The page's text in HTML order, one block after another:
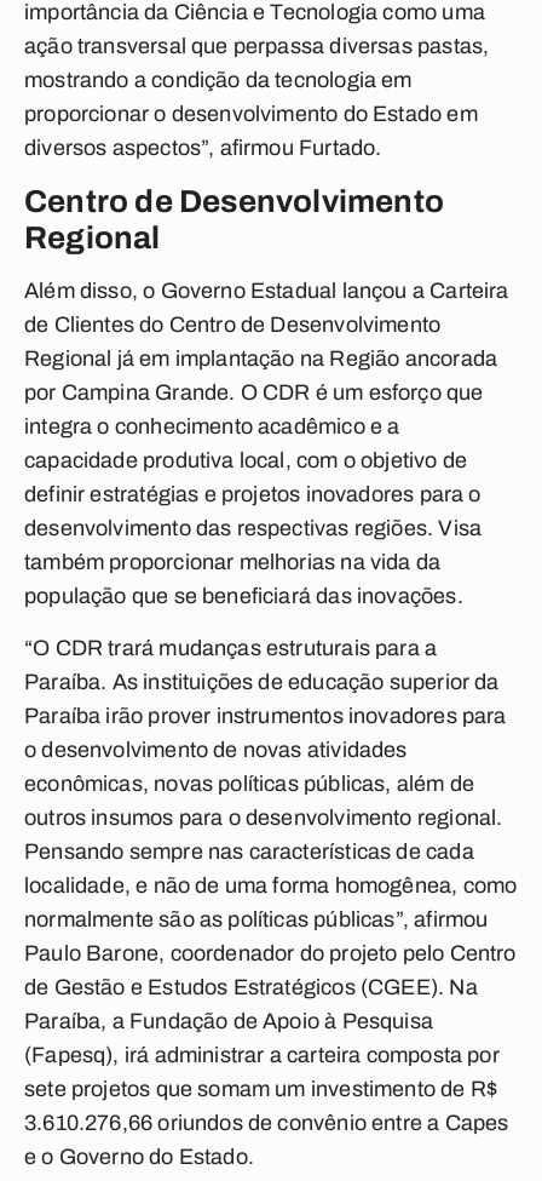
importância da Ciência e Tecnologia como uma
ação transversal que perpassa diversas pastas,
mostrando a condição da tecnologia em
proporcionar o desenvolvimento do Estado em
diversos aspectos”, afirmou Furtado.
Centro de Desenvolvimento
Regional
Além disso, o Governo Estadual lançou a Carteira
de Clientes do Centro de Desenvolvimento
Regional já em implantação na Região ancorada
por Campina Grande. O CDR é um esforço que
integra o conhecimento acadêmico e a
capacidade produtiva local, com o objetivo de
definir estratégias e projetos inovadores para o
desenvolvimento das respectivas regiões. Visa
também proporcionar melhorias na vida da
população que se beneficiará das inovações.
“O CDR trará mudanças estruturais para a
Paraíba. As instituições de educação superior da
Paraíba irão prover instrumentos inovadores para
o desenvolvimento de novas atividades
econômicas, novas políticas públicas, além de
outros insumos para o desenvolvimento regional.
Pensando sempre nas características de cada
localidade, e não de uma forma homogênea, como
normalmente são as políticas públicas”, afirmou
Paulo Barone, coordenador do projeto pelo Centro
de Gestão e Estudos Estratégicos (CGEE). Na
Paraíba, a Fundação de Apoio à Pesquisa
(Fapesq), irá administrar a carteira composta por
sete projetos que somam um investimento de R$
3.610.276,66 oriundos de convênio entre a Capes
e o Governo do Estado.